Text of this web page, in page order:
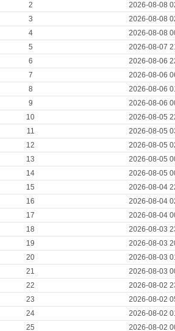
2
2026-08-08
3
2026-08-08
4
2026-08-08
5
2026-08-07
6
2026-08-06
7
2026-08-06
8
2026-08-06
9
2026-08-06
10
2026-08-05
11
2026-08-05
12
2026-08-05
13
2026-08-05
14
2026-08-05
15
2026-08-04
16
2026-08-04
17
2026-08-04
18
2026-08-03
19
2026-08-03
20
2026-08-03
21
2026-08-03
22
2026-08-02
23
2026-08-02
24
2026-08-02
25
2026-08-02